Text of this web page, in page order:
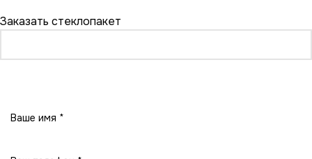
Заказать стеклопакет